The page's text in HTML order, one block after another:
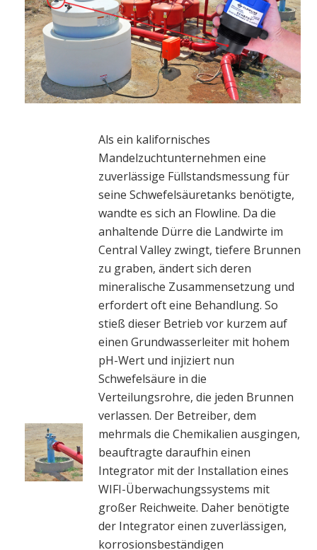
Als ein kalifornisches
Mandelzuchtunternehmen eine
zuverlässige Füllstandsmessung für
seine Schwefelsäuretanks benötigte,
wandte es sich an Flowline. Da die
anhaltende Dürre die Landwirte im
Central Valley zwingt, tiefere Brunnen
zu graben, ändert sich deren
mineralische Zusammensetzung und
erfordert oft eine Behandlung. So
stieß dieser Betrieb vor kurzem auf
einen Grundwasserleiter mit hohem
pH-Wert und injiziert nun
Schwefelsäure in die
Verteilungsrohre, die jeden Brunnen
verlassen. Der Betreiber, dem
mehrmals die Chemikalien ausgingen,
beauftragte daraufhin einen
Integrator mit der Installation eines
WIFI-Überwachungssystems mit
großer Reichweite. Daher benötigte
der Integrator einen zuverlässigen,
korrosionsbeständigen